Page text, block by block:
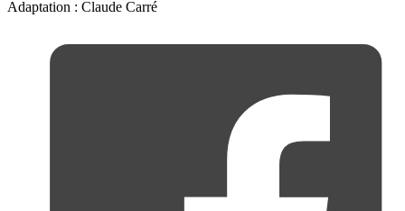
Adaptation : Claude Carré